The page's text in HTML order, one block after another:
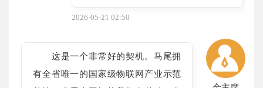
2026-05-21 02:50
这是一个非常好的契机。马尾拥
有全省唯一的国家级物联网产业示范